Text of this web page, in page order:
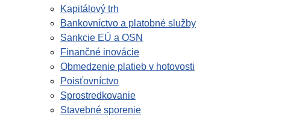
Kapitálový trh
Bankovníctvo a platobné služby
Sankcie EÚ a OSN
Finančné inovácie
Obmedzenie platieb v hotovosti
Poisťovníctvo
Sprostredkovanie
Stavebné sporenie